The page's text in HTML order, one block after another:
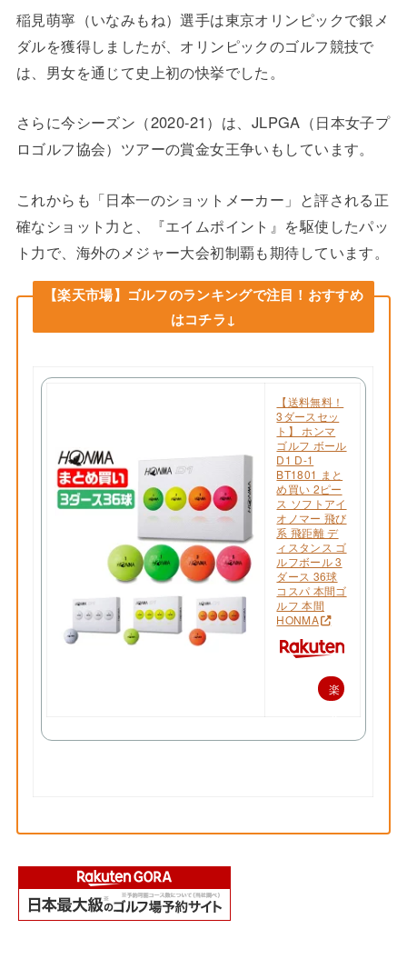
稲見萌寧（いなみもね）選手は東京オリンピックで銀メ
ダルを獲得しましたが、オリンピックのゴルフ競技で
は、男女を通じて史上初の快挙でした。
さらに今シーズン（2020-21）は、JLPGA（日本女子プ
ロゴルフ協会）ツアーの賞金女王争いもしています。
これからも「日本一のショットメーカー」と評される正
確なショット力と、『エイムポイント』を駆使したパッ
ト力で、海外のメジャー大会初制覇も期待しています。
【楽天市場】ゴルフのランキングで注目！おすすめ
はコチラ↓
【送料無料！
3ダースセッ
ト】 ホンマ
ゴルフ ボール
D1 D-1
BT1801 まと
め買い 2ピー
ス ソフトアイ
オノマー 飛び
系 飛距離 デ
ィスタンス ゴ
ルフボール 3
ダース 36球
コスパ 本間ゴ
ルフ 本間
HONMA
楽
で